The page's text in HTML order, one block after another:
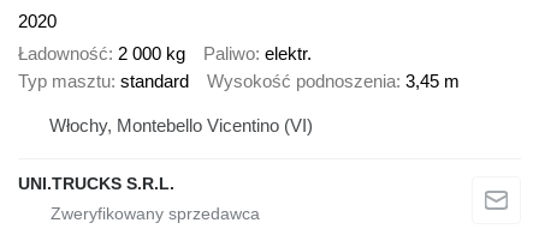
2020
Ładowność 2 000 kg Paliwo elektr.
Typ masztu standard Wysokość podnoszenia 3,45 m
Włochy, Montebello Vicentino (VI)
UNI.TRUCKS S.R.L.